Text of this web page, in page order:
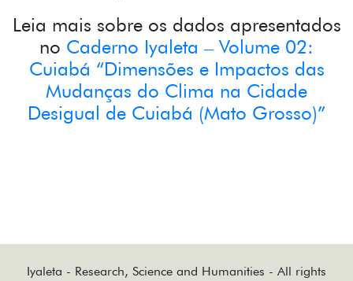
Leia mais sobre os dados apresentados
no Caderno Iyaleta – Volume 02:
Cuiabá “Dimensões e Impactos das
Mudanças do Clima na Cidade
Desigual de Cuiabá (Mato Grosso)”
Iyaleta - Research, Science and Humanities - All rights